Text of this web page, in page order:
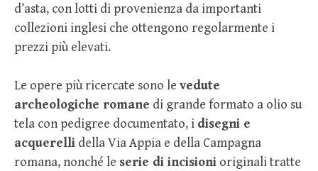
d’asta, con lotti di provenienza da importanti
collezioni inglesi che ottengono regolarmente i
prezzi più elevati.
Le opere più ricercate sono le vedute
archeologiche romane di grande formato a olio su
tela con pedigree documentato, i disegni e
acquerelli della Via Appia e della Campagna
romana, nonché le serie di incisioni originali tratte